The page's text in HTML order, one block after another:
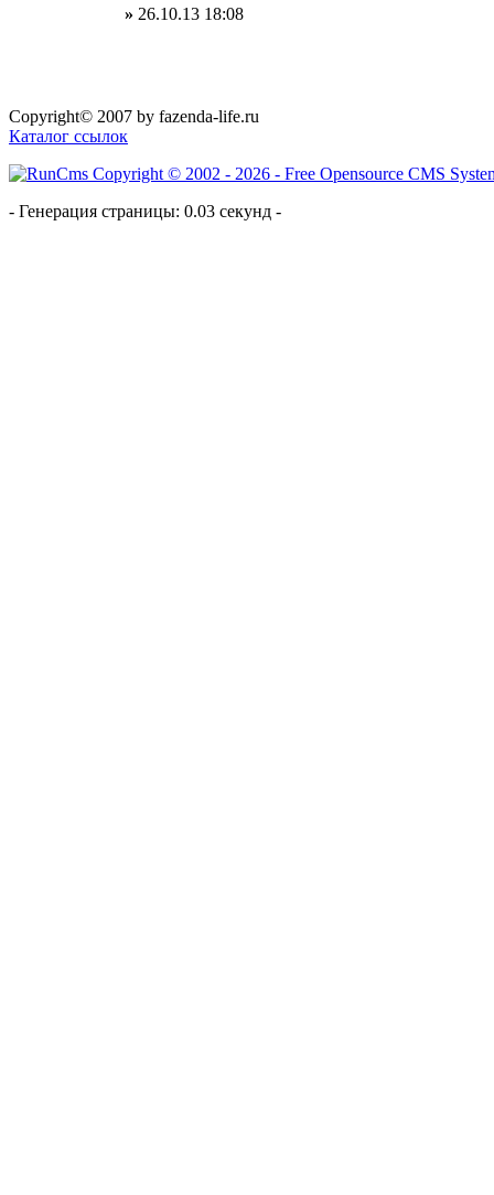
» 26.10.13 18:08
Copyright© 2007 by fazenda-life.ru
Каталог ссылок
- Генерация страницы: 0.03 секунд -